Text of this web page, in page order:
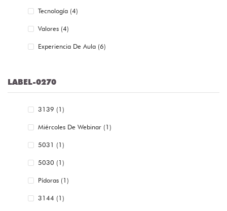
Tecnología (4)
Valores (4)
Experiencia De Aula (6)
LABEL-0270
3139 (1)
Miércoles De Webinar (1)
5031 (1)
5030 (1)
Pídoras (1)
3144 (1)